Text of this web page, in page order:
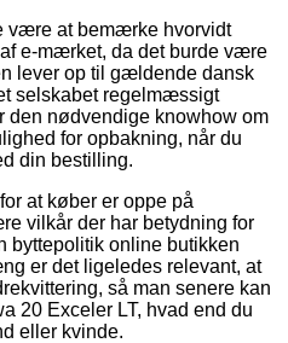
være at bemærke hvorvidt
e-mærket, da det burde være
lever op til gældende dansk
selskabet regelmæssigt
den nødvendige knowhow om
for opbakning, når du
din bestilling.
at køber er oppe på
vilkår der har betydning for
byttepolitik online butikken
er det ligeledes relevant, at
så man senere kan
20 Exceler LT, hvad end du
eller kvinde.